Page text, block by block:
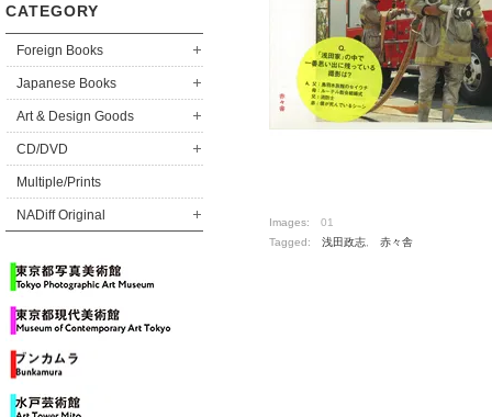
CATEGORY
Foreign Books
Japanese Books
Art & Design Goods
CD/DVD
Multiple/Prints
NADiff Original Images: 01
Tagged: 浅田政志 赤々舎